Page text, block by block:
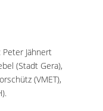
Jähnert
(Stadt Gera),
(VMET),